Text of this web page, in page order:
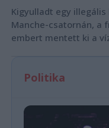
Kigyulladt egy
Manche-csatornán, a
embert mentett ki a
Politika